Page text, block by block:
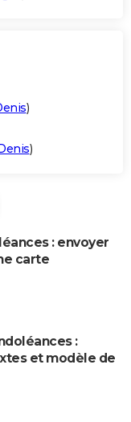
)
)
: envoyer
carte
:
et modèle de